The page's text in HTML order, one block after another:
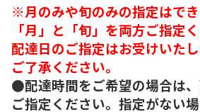
※月のみや旬のみの指定はで
「月」と「旬」を両方ご指定
配達日のご指定はお受けいたし
ご了承ください。
●配達時間をご希望の場合は
ご指定ください。指定がない